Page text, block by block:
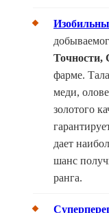
Точности,
фарме.
меди,
золотого
дает
шанс
ранга.